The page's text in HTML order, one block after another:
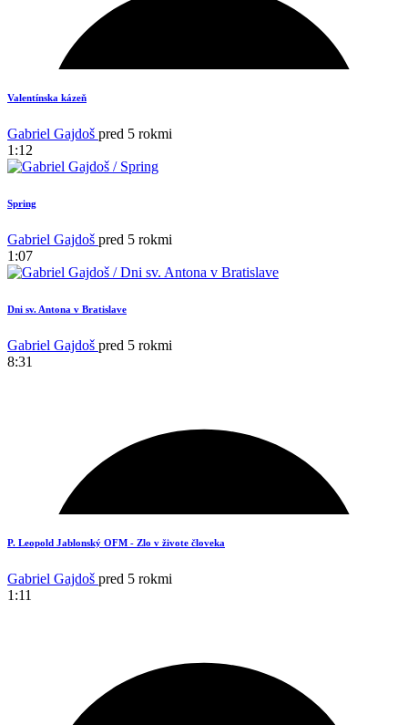
Valentínska kázeň
Gabriel Gajdoš pred 5 rokmi
1:12
Spring
Gabriel Gajdoš pred 5 rokmi
1:07
Dni sv. Antona v Bratislave
Gabriel Gajdoš pred 5 rokmi
8:31
P. Leopold Jablonský OFM - Zlo v živote človeka
Gabriel Gajdoš pred 5 rokmi
1:11